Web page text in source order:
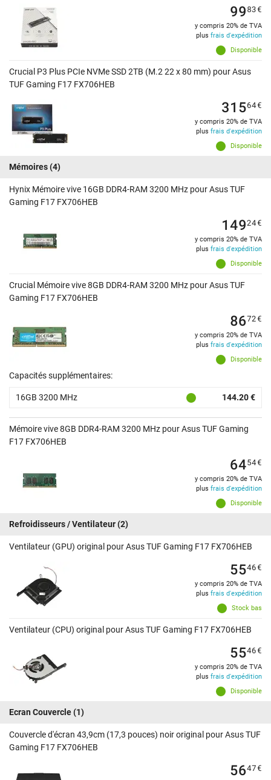
Disponible
9983€
y compris 20% de TVA
plus frais d'expédition
Crucial P3 Plus PCIe NVMe SSD 2TB (M.2 22 x 80 mm) pour Asus
TUF Gaming F17 FX706HEB
Disponible
31564€
y compris 20% de TVA
plus frais d'expédition
Mémoires(4)
Hynix Mémoire vive 16GB DDR4-RAM 3200 MHz pour Asus TUF
Gaming F17 FX706HEB
Disponible
14924€
y compris 20% de TVA
plus frais d'expédition
Crucial Mémoire vive 8GB DDR4-RAM 3200 MHz pour Asus TUF
Gaming F17 FX706HEB
Disponible
8672€
y compris 20% de TVA
plus frais d'expédition
Capacités supplémentaires:
16GB 3200 MHz 144.20 €
Mémoire vive 8GB DDR4-RAM 3200 MHz pour Asus TUF Gaming
F17 FX706HEB
Disponible
6454€
y compris 20% de TVA
plus frais d'expédition
Refroidisseurs / Ventilateur(2)
Ventilateur (GPU) original pour Asus TUF Gaming F17 FX706HEB
Stock bas
5546€
y compris 20% de TVA
plus frais d'expédition
Ventilateur (CPU) original pour Asus TUF Gaming F17 FX706HEB
Disponible
5546€
y compris 20% de TVA
plus frais d'expédition
Ecran Couvercle(1)
Couvercle d'écran 43,9cm (17,3 pouces) noir original pour Asus TUF
Gaming F17 FX706HEB
5647€